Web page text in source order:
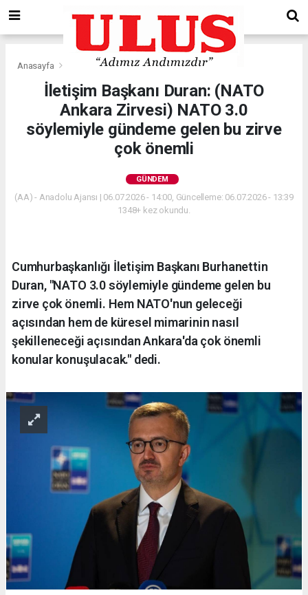
Anasayfa Gündem
İletişim Başkanı Duran: (NATO
Ankara Zirvesi) NATO 3.0
söylemiyle gündeme gelen bu zirve
çok önemli
GÜNDEM
(AA) - Anadolu Ajansı | 06.07.2026 - 14:00, Güncelleme: 06.07.2026 - 13:39
1348+ kez okundu.
Cumhurbaşkanlığı İletişim Başkanı Burhanettin
Duran, "NATO 3.0 söylemiyle gündeme gelen bu
zirve çok önemli. Hem NATO'nun geleceği
açısından hem de küresel mimarinin nasıl
şekilleneceği açısından Ankara'da çok önemli
konular konuşulacak." dedi.